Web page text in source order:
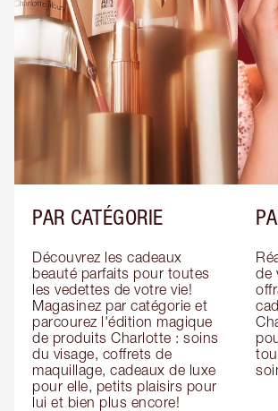
PAR CATÉGORIE
Découvrez les cadeaux
beauté parfaits pour toutes
les vedettes de votre vie!
Magasinez par catégorie et
parcourez l'édition magique
de produits Charlotte : soins
du visage, coffrets de
maquillage, cadeaux de luxe
pour elle, petits plaisirs pour
lui et bien plus encore!
de